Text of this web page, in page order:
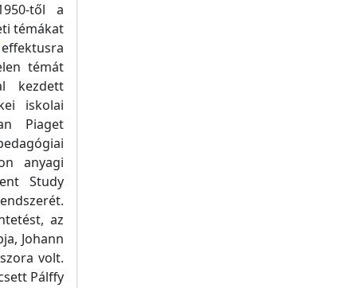
től a
témákat
effektusra
témát
kezdett
iskolai
Piaget
anyagi
Study
az
Johann
volt.
Pálffy